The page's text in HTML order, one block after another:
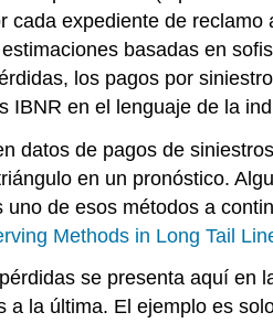
expediente de
basadas en
los pagos por
IBNR en el lenguaje de la
datos de pagos de
en un pronóstico.
de esos métodos a
Methods in Long Tail
se presenta aquí
la última. El ejemplo es